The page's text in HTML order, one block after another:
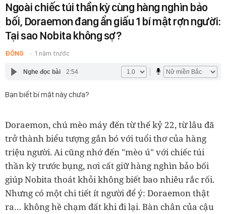
Ngoài chiếc túi thần kỳ cùng hàng nghìn bảo
bối, Doraemon đang ẩn giấu 1 bí mật rợn người:
Tại sao Nobita không sợ?
ĐÔNG 1 năm trước
Nghe đọc bài 2:54
Bạn biết bí mật này chưa?
Doraemon, chú mèo máy đến từ thế kỷ 22, từ lâu đã
trở thành biểu tượng gắn bó với tuổi thơ của hàng
triệu người. Ai cũng nhớ đến "mèo ú" với chiếc túi
thần kỳ trước bụng, nơi cất giữ hàng nghìn bảo bối
giúp Nobita thoát khỏi không biết bao nhiêu rắc rối.
Nhưng có một chi tiết ít người để ý: Doraemon thật
ra… không hề chạm đất khi đi lại. Bàn chân của cậu